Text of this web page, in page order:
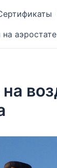
аэростате